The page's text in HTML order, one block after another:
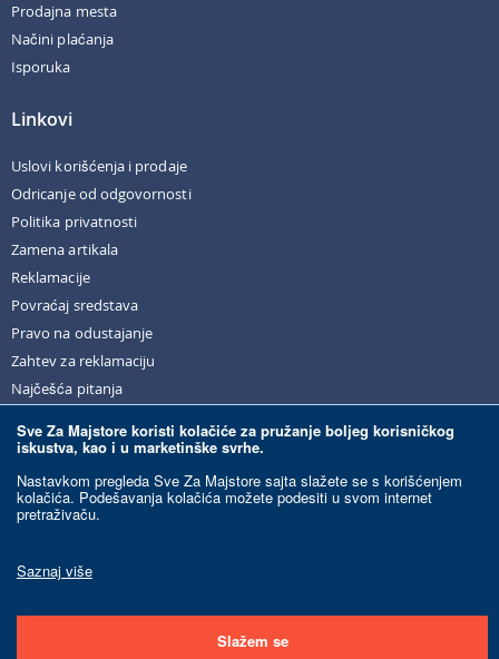
Slažem se
Sve Za Majstore koristi kolačiće za pružanje boljeg korisničkog
iskustva, kao i u marketinške svrhe.
Nastavkom pregleda Sve Za Majstore sajta slažete se s korišćenjem
kolačića. Podešavanja kolačića možete podesiti u svom internet
pretraživaču.
Saznaj više
Prodajna mesta
Načini plaćanja
Isporuka
Linkovi
Uslovi korišćenja i prodaje
Odricanje od odgovornosti
Politika privatnosti
Zamena artikala
Reklamacije
Povraćaj sredstava
Pravo na odustajanje
Zahtev za reklamaciju
Najčešća pitanja
Razvoj sajta:
Ovaj sajt je zaštićen reCAPTCHA-om i primenjuju se Google
Uslovi korišćenja